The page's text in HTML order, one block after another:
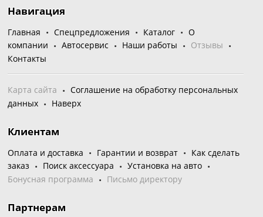
Навигация
Главная Спецпредложения Каталог
О
компании
Автосервис Наши работы
Отзывы
Контакты
Карта сайта
Соглашение на обработку персональных
данных
Наверх
Клиентам
Оплата и доставка Гарантии и возврат
Как сделать
заказ
Поиск аксессуара
Установка на авто
Бонусная программа
Письмо директору
Партнерам